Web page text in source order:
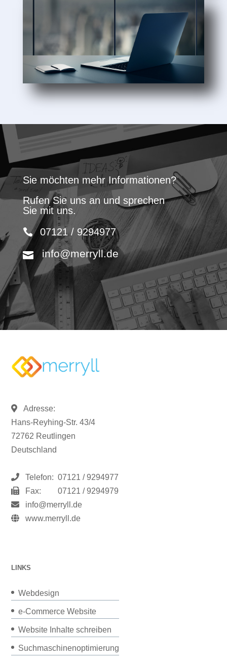
Sie möchten mehr Informationen?
Rufen Sie uns an und sprechen
Sie mit uns.
07121 / 9294977
info@merryll.de
Adresse:
Hans-Reyhing-Str. 43/4
72762 Reutlingen
Deutschland
Telefon: 07121 / 9294977
Fax:
07121 / 9294979
info@merryll.de
www.merryll.de
LINKS
Webdesign
e-Commerce Website
Website Inhalte schreiben
Suchmaschinenoptimierung